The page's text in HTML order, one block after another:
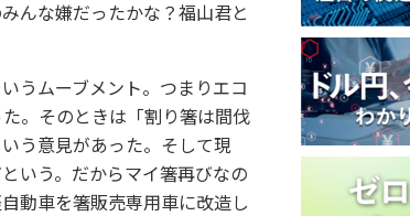
んな嫌だったかな？福山君と
うムーブメント。つまりエコ
。そのときは「割り箸は間伐
う意見があった。そして現
いう。だからマイ箸再びなの
動車を箸販売専用車に改造し